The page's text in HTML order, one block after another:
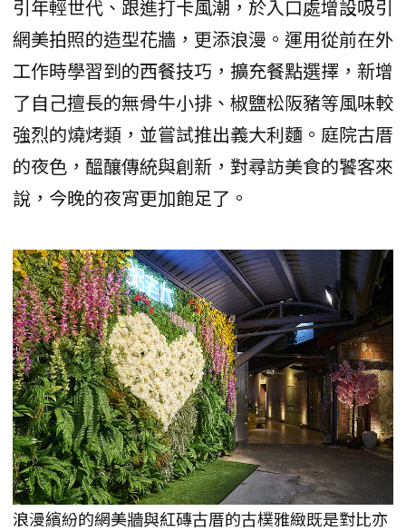
引年輕世代、跟進打卡風潮，於入口處增設吸引
網美拍照的造型花牆，更添浪漫。運用從前在外
工作時學習到的西餐技巧，擴充餐點選擇，新增
了自己擅長的無骨牛小排、椒鹽松阪豬等風味較
強烈的燒烤類，並嘗試推出義大利麵。庭院古厝
的夜色，醞釀傳統與創新，對尋訪美食的饕客來
說，今晚的夜宵更加飽足了。
浪漫繽紛的網美牆與紅磚古厝的古樸雅緻既是對比亦